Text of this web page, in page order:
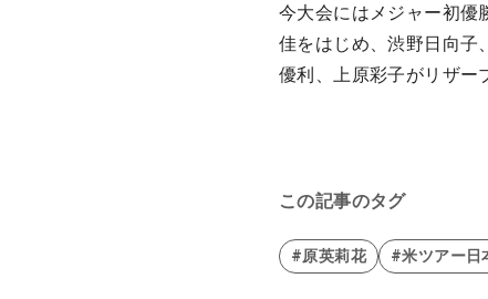
今大会にはメジャー初優
佳をはじめ、渋野日向子
優利、上原彩子がリザー
この記事のタグ
#原英莉花 #米ツアー日